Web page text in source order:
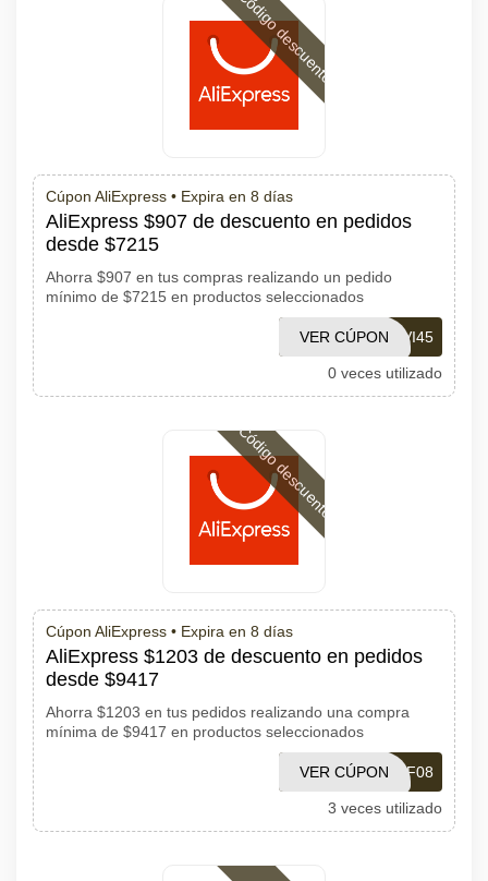
Código descuento
Cúpon AliExpress • Expira en 8 días
AliExpress $907 de descuento en pedidos
desde $7215
Ahorra $907 en tus compras realizando un pedido
mínimo de $7215 en productos seleccionados
SCVI45
VER CÚPON
0 veces utilizado
Código descuento
Cúpon AliExpress • Expira en 8 días
AliExpress $1203 de descuento en pedidos
desde $9417
Ahorra $1203 en tus pedidos realizando una compra
mínima de $9417 en productos seleccionados
PDF08
VER CÚPON
3 veces utilizado